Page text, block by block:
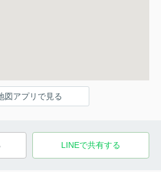
図アプリで見る
LINEで共有する